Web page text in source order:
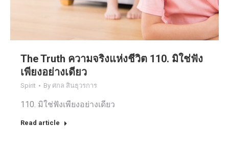
The Truth ความจริงแห่งชีวิต 110. มิใช่ฟัง
เพียงอย่างเดียว
Spirit By ศกล สินธุวรการ
110. มิใช่ฟังเพียงอย่างเดียว
Read article